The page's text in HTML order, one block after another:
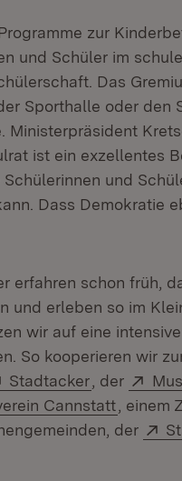
zur
und Schüler im
Das
Sporthalle oder den
Ministerpräsident
ist ein exzellentes
und
Dass Demokratie
erfahren schon früh,
und erleben so im
wir auf eine
So kooperieren wir
neuem Fenster)
Extern:
Stadtacker (Öffnet in
, der
Fenster)
Cannstatt (Öffnet
, einem
Fenster) der